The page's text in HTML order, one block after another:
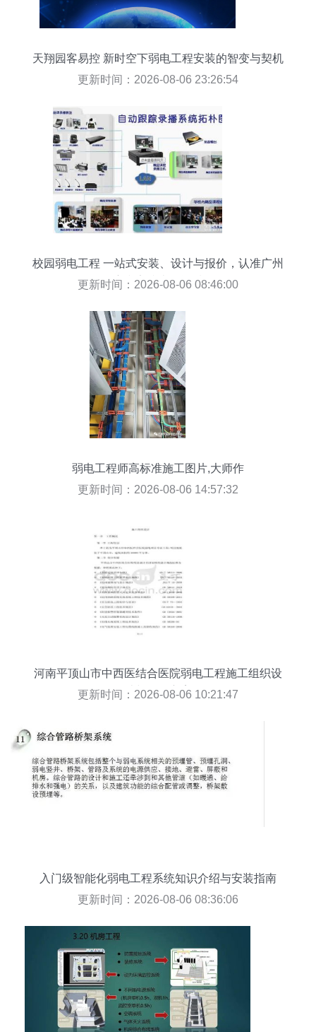
天翔园客易控 新时空下弱电工程安装的智变与契机
更新时间：2026-08-06 23:26:54
校园弱电工程 一站式安装、设计与报价，认准广州
宏和安防壹级资质
更新时间：2026-08-06 08:46:00
弱电工程师高标准施工图片,大师作
更新时间：2026-08-06 14:57:32
河南平顶山市中西医结合医院弱电工程施工组织设
计与工程方案
更新时间：2026-08-06 10:21:47
入门级智能化弱电工程系统知识介绍与安装指南
更新时间：2026-08-06 08:36:06